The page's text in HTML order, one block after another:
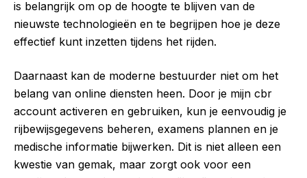
is belangrijk om op de hoogte te blijven van de
nieuwste technologieën en te begrijpen hoe je deze
effectief kunt inzetten tijdens het rijden.
Daarnaast kan de moderne bestuurder niet om het
belang van online diensten heen. Door je mijn cbr
account activeren en gebruiken, kun je eenvoudig je
rijbewijsgegevens beheren, examens plannen en je
medische informatie bijwerken. Dit is niet alleen een
kwestie van gemak, maar zorgt ook voor een